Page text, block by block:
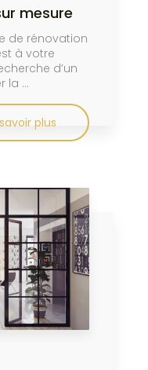
mesure
de rénovation
à votre
d’un
la ...
plus